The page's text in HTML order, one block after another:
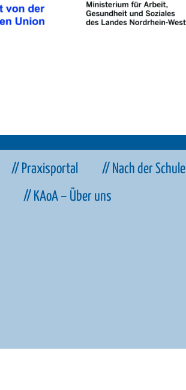
// Praxisportal // Nach der Schule
// KAoA – Über uns